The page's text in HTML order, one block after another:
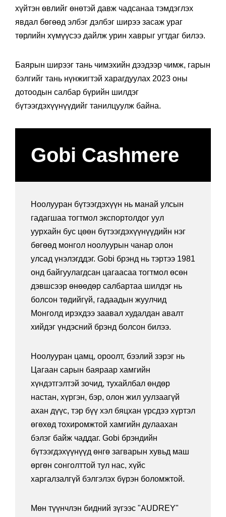
хүйтэн өвлийг өнөтэй давж чадсанаа тэмдэглэх
явдал бөгөөд элбэг дэлбэг ширээ засаж ураг
төрлийн хүмүүсээ дайлж урин хаврыг угтдаг билээ.
Баярын ширээг тань чимэхийн дээдээр чимж, гарын
бэлгийг тань нүнжигтэй харагдуулах 2023 оны
дотоодын салбар бүрийн шилдэг
бүтээгдэхүүнүүдийг танилцуулж байна.
Gobi Cashmere
Ноолууран бүтээгдэхүүн нь манай улсын
гадагшаа тогтмол экспортолдог уул
уурхайн бус цөөн бүтээгдэхүүнүүдийн нэг
бөгөөд монгол ноолуурын чанар олон
улсад үнэлэгддэг. Gobi брэнд нь тэртээ 1981
онд байгуулагдсан цагаасаа тогтмол өсөн
дэвшсээр өнөөдөр салбартаа шилдэг нь
болсон төдийгүй, гадаадын жуулчид
Монголд ирэхдээ заавал худалдан авалт
хийдэг үндэсний брэнд болсон билээ.
Ноолууран цамц, ороолт, бээлий зэрэг нь
Цагаан сарын баяраар хамгийн
хүндэтгэлтэй зочид, тухайлбал өндөр
настан, хүргэн, бэр, олон жил уулзаагүй
ахан дүүс, тэр бүү хэл бяцхан үрсдээ хүртэл
өгөхөд тохиромжтой хамгийн дулаахан
бэлэг байж чаддаг. Gobi брэндийн
бүтээгдэхүүнүүд өнгө загварын хувьд маш
өргөн сонголттой тул нас, хүйс
харгалзалгүй бэлгэлэх бүрэн боломжтой.
Мөн түүнчлэн бидний зүгээс "AUDREY"